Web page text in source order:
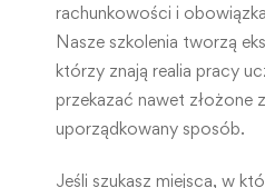
rachunkowości i
Nasze szkolenia tworzą
którzy znają realia pracy
przekazać nawet złożone
uporządkowany sposób.
Jeśli szukasz miejsca, w